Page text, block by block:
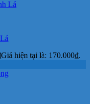
Giá hiện tại là: 170.000₫.